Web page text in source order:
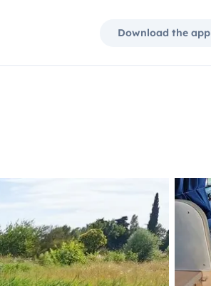
Download the app